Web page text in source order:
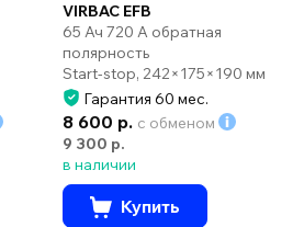
VIRBAC EFB
65 Ач 720 А обратная
полярность
Start-stop, 242×175×190 мм
Гарантия 60 мес.
8 600 р. с обменом
9 300 р.
в наличии
Купить